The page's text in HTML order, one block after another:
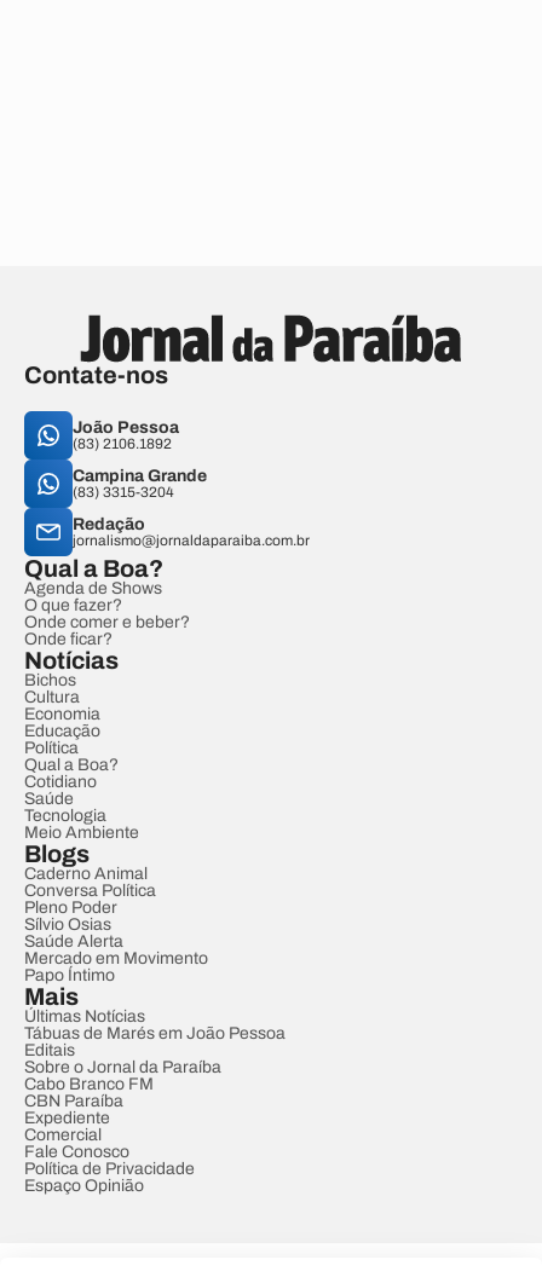
Contate-nos
João Pessoa
(83) 2106.1892
Campina Grande
(83) 3315-3204
Redação
jornalismo@jornaldaparaiba.com.br
Qual a Boa?
Agenda de Shows
O que fazer?
Onde comer e beber?
Onde ficar?
Notícias
Bichos
Cultura
Economia
Educação
Política
Qual a Boa?
Cotidiano
Saúde
Tecnologia
Meio Ambiente
Blogs
Caderno Animal
Conversa Política
Pleno Poder
Sílvio Osias
Saúde Alerta
Mercado em Movimento
Papo Íntimo
Mais
Últimas Notícias
Tábuas de Marés em João Pessoa
Editais
Sobre o Jornal da Paraíba
Cabo Branco FM
CBN Paraíba
Expediente
Comercial
Fale Conosco
Política de Privacidade
Espaço Opinião